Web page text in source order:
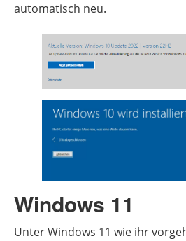
automatisch neu.
Windows 11
Unter Windows 11 wie ihr